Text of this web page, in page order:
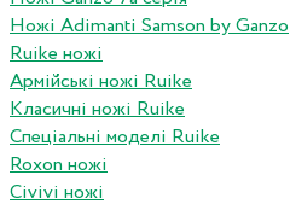
Ножі Adimanti Samson by Ganzo
Ruike ножі
Армійські ножі Ruike
Класичні ножі Ruike
Спеціальні моделі Ruike
Roxon ножi
Civivi ножі